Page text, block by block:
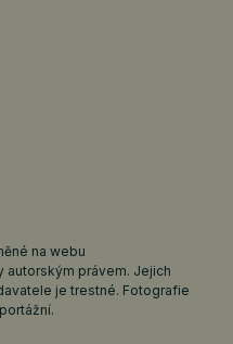
na webu
autorským právem. Jejich
je trestné. Fotografie